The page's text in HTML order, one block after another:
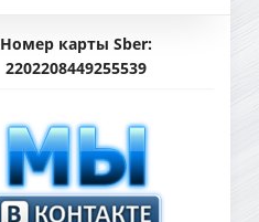
Номер карты Sber:
2202208449255539